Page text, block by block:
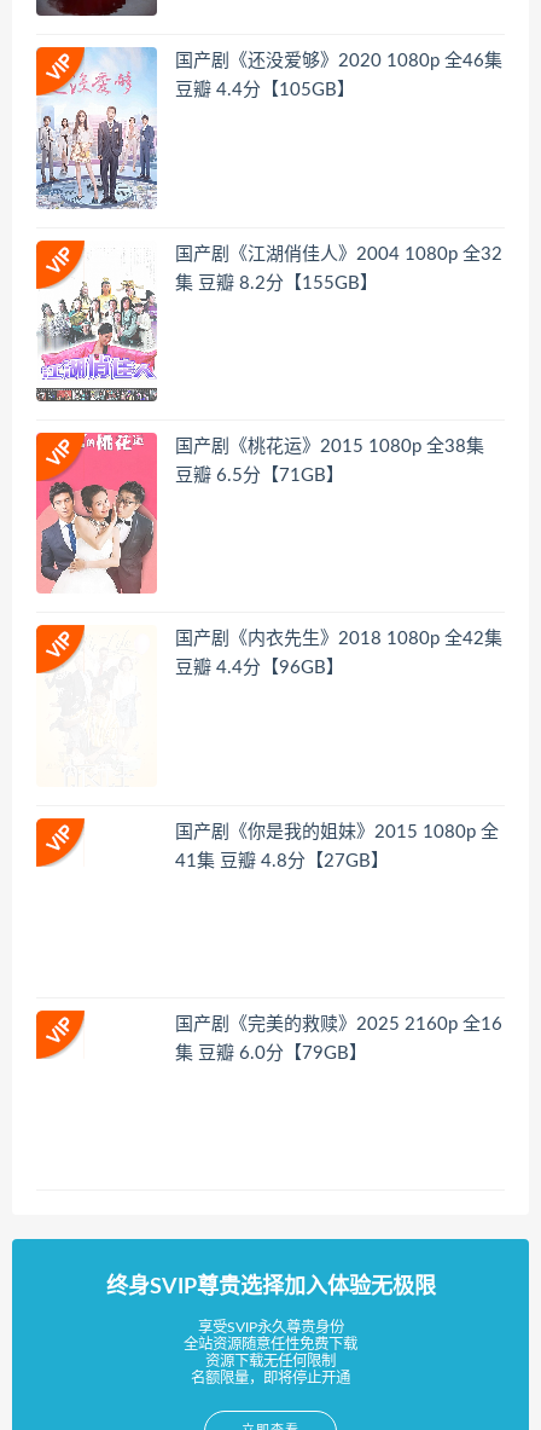
国产剧《还没爱够》2020 1080p 全46集
豆瓣 4.4分【105GB】
国产剧《江湖俏佳人》2004 1080p 全32
集 豆瓣 8.2分【155GB】
国产剧《桃花运》2015 1080p 全38集
豆瓣 6.5分【71GB】
国产剧《内衣先生》2018 1080p 全42集
豆瓣 4.4分【96GB】
国产剧《你是我的姐妹》2015 1080p 全
41集 豆瓣 4.8分【27GB】
国产剧《完美的救赎》2025 2160p 全16
集 豆瓣 6.0分【79GB】
终身SVIP尊贵选择加入体验无极限
享受SVIP永久尊贵身份
全站资源随意任性免费下载
资源下载无任何限制
名额限量，即将停止开通